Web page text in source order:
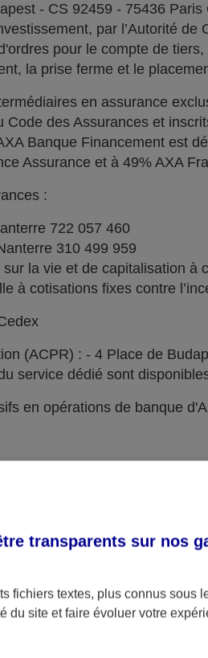
- CS 92459 - 75436 Paris
par l’Autorité
pour le compte de
la prise ferme et le
en assurance
des Assurances et
Banque Financement est
Assurance et à 49% AXA
:
722 057 460
310 499 959
la vie et de capitalisation à
à cotisations fixes contre
(ACPR) : - 4 Place de
service dédié sont
en opérations de banque
transparents sur nos
fichiers textes, plus connus sous
du site et faire évoluer votre